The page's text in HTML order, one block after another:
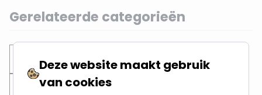
Gerelateerde categorieën
Inbouwspots Ronde spots
Witte Inbouwspots
Deze website maakt gebruik
van cookies